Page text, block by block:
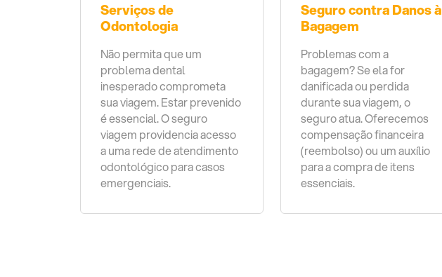
Serviços de
Odontologia
Não permita que um
problema dental
inesperado comprometa
sua viagem. Estar prevenido
é essencial. O seguro
viagem providencia acesso
a uma rede de atendimento
odontológico para casos
emergenciais.
Seguro contra Danos à
Bagagem
Problemas com a
bagagem? Se ela for
danificada ou perdida
durante sua viagem, o
seguro atua. Oferecemos
compensação financeira
(reembolso) ou um auxílio
para a compra de itens
essenciais.